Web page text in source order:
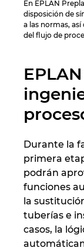
En EPLAN
disposición de
a las normas,
del flujo de
Durante la
primera
podrán
funciones
la
tuberías e
casos, la